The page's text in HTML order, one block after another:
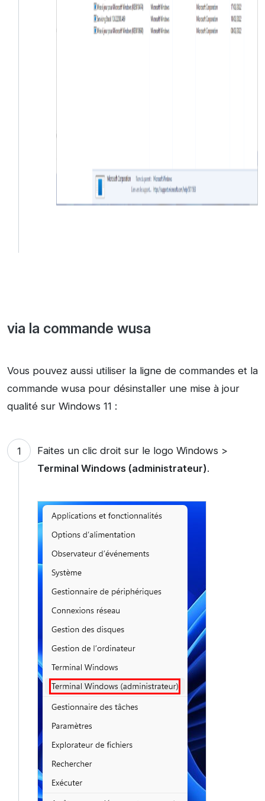
via la commande wusa
Vous pouvez aussi utiliser la ligne de commandes et la
commande wusa pour désinstaller une mise à jour
qualité sur Windows 11 :
Faites un clic droit sur le logo Windows >
Terminal Windows (administrateur).